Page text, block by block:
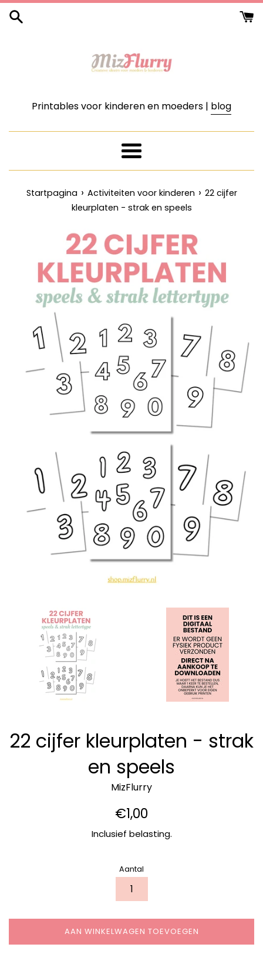
Meteen
naar
Printables voor kinderen en moeders | blog
Menu
Startpagina › Activiteiten voor kinderen › 22 cijfer
kleurplaten - strak en speels
22 cijfer kleurplaten - strak
en speels
MizFlurry
Normale
€1,00
Inclusief belasting.
Aantal
AAN WINKELWAGEN TOEVOEGEN